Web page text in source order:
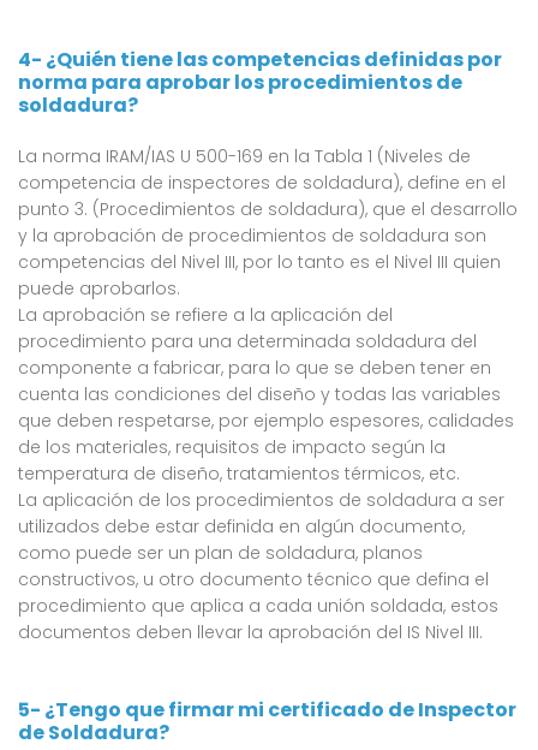
4- ¿Quién tiene las competencias definidas por
norma para aprobar los procedimientos de
soldadura?
La norma IRAM/IAS U 500-169 en la Tabla 1 (Niveles de
competencia de inspectores de soldadura), define en el
punto 3. (Procedimientos de soldadura), que el desarrollo
y la aprobación de procedimientos de soldadura son
competencias del Nivel III, por lo tanto es el Nivel III quien
puede aprobarlos.
La aprobación se refiere a la aplicación del
procedimiento para una determinada soldadura del
componente a fabricar, para lo que se deben tener en
cuenta las condiciones del diseño y todas las variables
que deben respetarse, por ejemplo espesores, calidades
de los materiales, requisitos de impacto según la
temperatura de diseño, tratamientos térmicos, etc.
La aplicación de los procedimientos de soldadura a ser
utilizados debe estar definida en algún documento,
como puede ser un plan de soldadura, planos
constructivos, u otro documento técnico que defina el
procedimiento que aplica a cada unión soldada, estos
documentos deben llevar la aprobación del IS Nivel III.
5- ¿Tengo que firmar mi certificado de Inspector
de Soldadura?